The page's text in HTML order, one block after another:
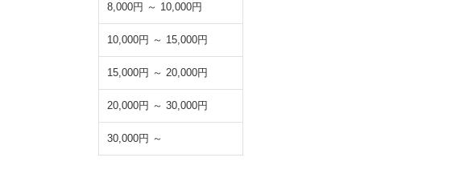
8,000円 ～ 10,000円
10,000円 ～ 15,000円
15,000円 ～ 20,000円
20,000円 ～ 30,000円
30,000円 ～